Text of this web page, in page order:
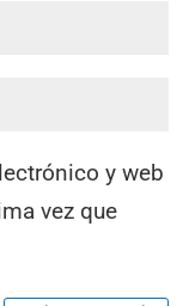
y web
vez que